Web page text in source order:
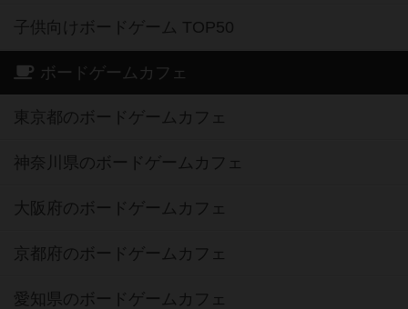
子供向けボードゲーム TOP50
ボードゲームカフェ
東京都のボードゲームカフェ
神奈川県のボードゲームカフェ
大阪府のボードゲームカフェ
京都府のボードゲームカフェ
愛知県のボードゲームカフェ